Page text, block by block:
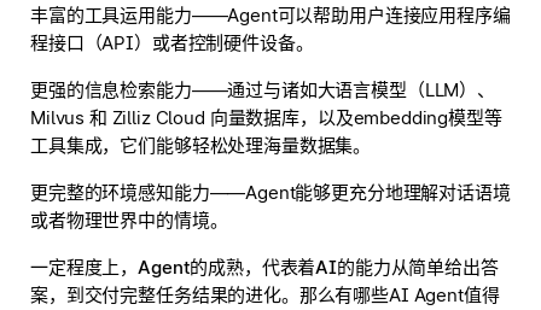
丰富的工具运用能力——Agent可以帮助用户连接应用程序编
程接口（API）或者控制硬件设备。
更强的信息检索能力——通过与诸如大语言模型（LLM）、
Milvus 和 Zilliz Cloud 向量数据库，以及embedding模型等
工具集成，它们能够轻松处理海量数据集。
更完整的环境感知能力——Agent能够更充分地理解对话语境
或者物理世界中的情境。
一定程度上，Agent的成熟，代表着AI的能力从简单给出答
案，到交付完整任务结果的进化。那么有哪些AI Agent值得